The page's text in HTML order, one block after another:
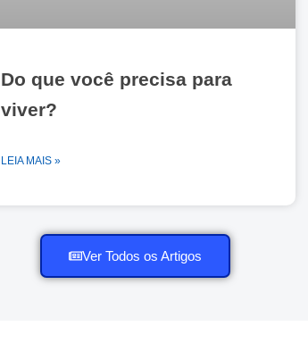
Do que você precisa para
viver?
LEIA MAIS »
Ver Todos os Artigos